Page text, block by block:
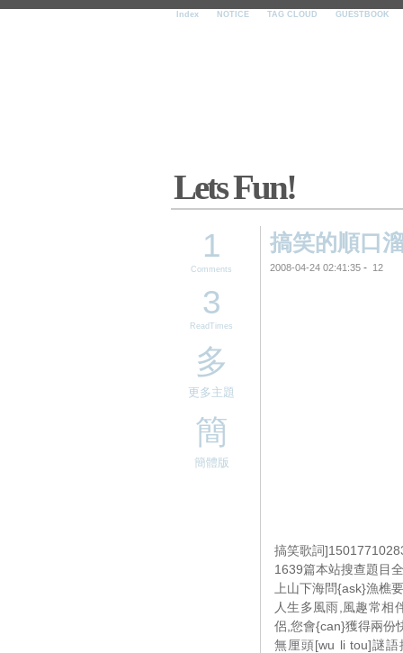
Index NOTICE TAG CLOUD GUESTBOOK
Lets Fun!
1
Comments
3
ReadTimes
多
更多主題
簡
簡體版
搞笑的順口
2008-04-24 02:41:35 - 12
搞笑歌詞
1639篇本站搜查題目
上山下海問{ask}漁樵
人生多風雨,風趣常相
侶,您會{can}獲得兩份
無厘頭[wu li tou]謎